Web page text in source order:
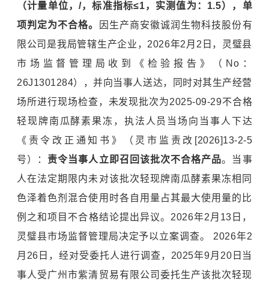
（计量单位，/，标准指标≤1，实测值为：1.5），单
项判定为不合格。
因生产商安徽诚润生物科技股份有
限公司是我局管辖生产企业，2026年2月2日，灵璧县
市场监督管理局收到《检验报告》（No：
26J1301284），并向当事人送达，同时对其生产经营
场所进行现场检查，未发现批次为2025-09-29不合格
轻现牌南瓜酵素果冻，执法人员当场向当事人下达
《责令改正通知书》（灵市监责改[2026]13-2-5
号）： 责令当事人立即召回该批次不合格产品。当事
人在法定期限内未对该批次轻现牌南瓜酵素果冻相同
色泽着色剂混合使用时各自用量占其最大使用量的比
例之和项目不合格结论提出异议。2026年2月13日，
灵璧县市场监督管理局决定予以立案调查。 2026年2
月26日，经对受委托人进行调查，2025年9月20日当
事人受广州市紫清贸易有限公司委托生产该批次轻现